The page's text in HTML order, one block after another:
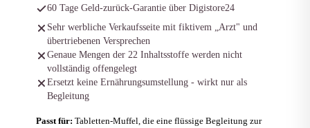
60 Tage Geld-zurück-Garantie über Digistore24
Sehr werbliche Verkaufsseite mit fiktivem „Arzt" und
übertriebenen Versprechen
Genaue Mengen der 22 Inhaltsstoffe werden nicht
vollständig offengelegt
Ersetzt keine Ernährungsumstellung - wirkt nur als
Begleitung
Passt für: Tabletten-Muffel, die eine flüssige Begleitung zur